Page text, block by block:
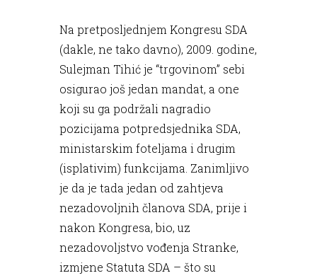
Na pretposljednjem Kongresu SDA
(dakle, ne tako davno), 2009. godine,
Sulejman Tihić je “trgovinom” sebi
osigurao još jedan mandat, a one
koji su ga podržali nagradio
pozicijama potpredsjednika SDA,
ministarskim foteljama i drugim
(isplativim) funkcijama. Zanimljivo
je da je tada jedan od zahtjeva
nezadovoljnih članova SDA, prije i
nakon Kongresa, bio, uz
nezadovoljstvo vođenja Stranke,
izmjene Statuta SDA – što su